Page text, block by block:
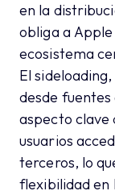
en la
obliga a
ecosistema
El
desde
aspecto clave
usuarios
terceros, lo
flexibilidad en